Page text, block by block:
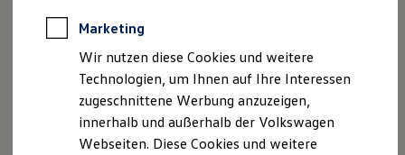
Rekuperation
Laden unterwegs
Laden Zuhause
Ladestationen finden
Ladezeitensimulator
Batterie
Sicherheit
Marketing
Wir nutzen diese Cookies und weitere
Technologien, um Ihnen auf Ihre Interessen
zugeschnittene Werbung anzuzeigen,
innerhalb und außerhalb der Volkswagen
Webseiten. Diese Cookies und weitere